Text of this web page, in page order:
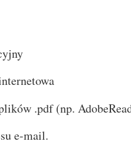
.pdf (np.
e-mail.